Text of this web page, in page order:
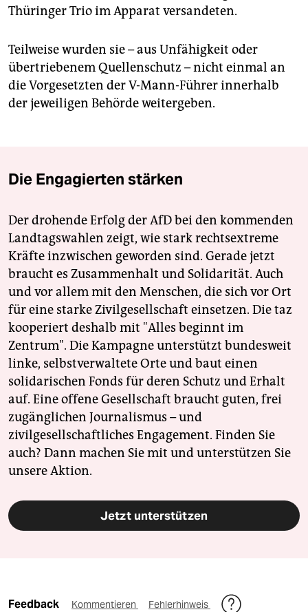
Thüringer Trio im Apparat versandeten.
Teilweise wurden sie – aus Unfähigkeit oder
übertriebenem Quellenschutz – nicht einmal an
die Vorgesetzten der V-Mann-Führer innerhalb
der jeweiligen Behörde weitergeben.
Die Engagierten stärken
Der drohende Erfolg der AfD bei den kommenden
Landtagswahlen zeigt, wie stark rechtsextreme
Kräfte inzwischen geworden sind. Gerade jetzt
braucht es Zusammenhalt und Solidarität. Auch
und vor allem mit den Menschen, die sich vor Ort
für eine starke Zivilgesellschaft einsetzen. Die taz
kooperiert deshalb mit "Alles beginnt im
Zentrum". Die Kampagne unterstützt bundesweit
linke, selbstverwaltete Orte und baut einen
solidarischen Fonds für deren Schutz und Erhalt
auf. Eine offene Gesellschaft braucht guten, frei
zugänglichen Journalismus – und
zivilgesellschaftliches Engagement. Finden Sie
auch? Dann machen Sie mit und unterstützen Sie
unsere Aktion.
Jetzt unterstützen
Feedback Kommentieren Fehlerhinweis